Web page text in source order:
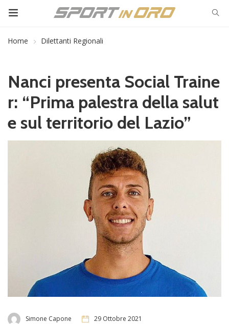
Home Dilettanti Regionali
Nanci presenta Social Traine
r: “Prima palestra della salut
e sul territorio del Lazio”
Simone Capone 29 Ottobre 2021